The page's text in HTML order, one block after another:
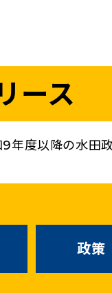
選挙
党基
ース
9年度以降の水田
政策